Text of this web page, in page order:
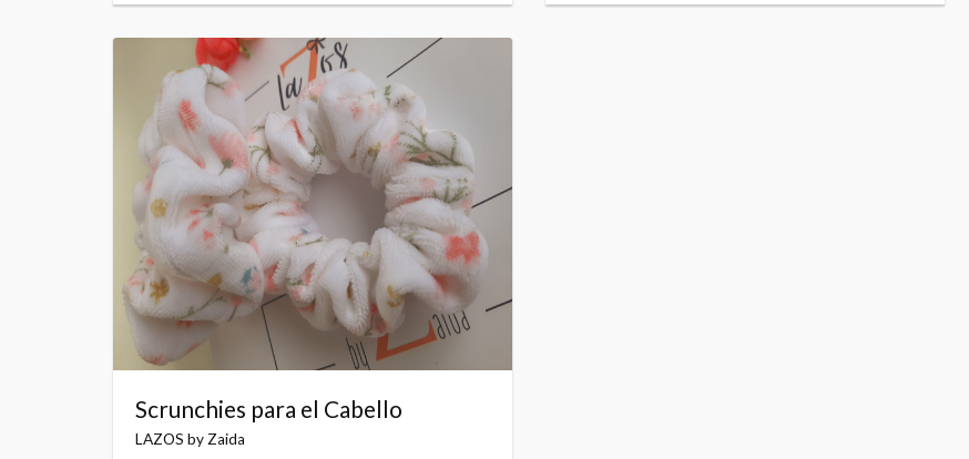
Scrunchies para el Cabello
LAZOS by Zaida